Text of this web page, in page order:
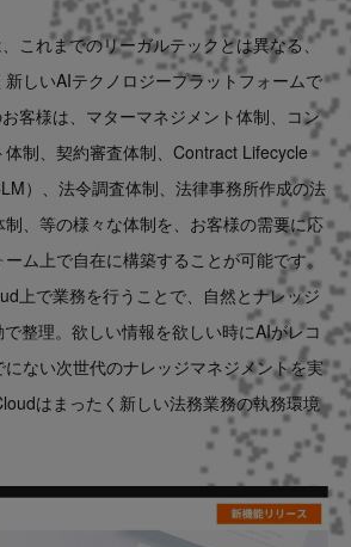
これまでのリーガルテックとは異なる、
しいAIテクノロジープラットフォームで
客様は、マターマネジメント体制、コン
体制、契約審査体制、Contract Lifecycle
）、法令調査体制、法律事務所作成の法
、等の様々な体制を、お客様の需要に応
ム上で自在に構築することが可能です。
上で業務を行うことで、自然とナレッジ
整理。欲しい情報を欲しい時にAIがレコ
ない次世代のナレッジマネジメントを実
はまったく新しい法務業務の執務環境